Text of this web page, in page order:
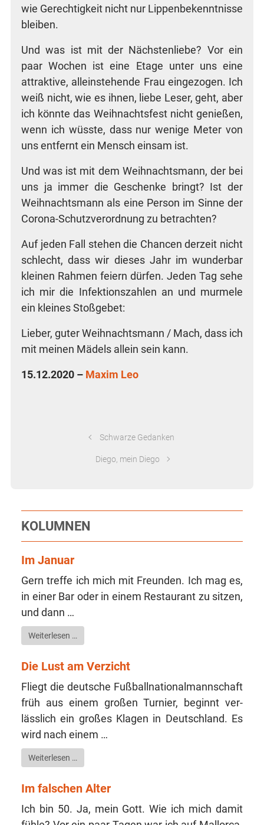
wie Gerech­tig­keit nicht nur Lip­pen­be­kennt­nis­se
bleiben.
Und was ist mit der Nächs­ten­lie­be? Vor ein
paar Wochen ist eine Eta­ge unter uns eine
attrak­ti­ve, allein­ste­hen­de Frau ein­ge­zo­gen. Ich
weiß nicht, wie es ihnen, lie­be Leser, geht, aber
ich könn­te das Weih­nachts­fest nicht genie­ßen,
wenn ich wüss­te, dass nur weni­ge Meter von
uns ent­fernt ein Mensch ein­sam ist.
Und was ist mit dem Weih­nachts­mann, der bei
uns ja immer die Geschen­ke bringt? Ist der
Weih­nachts­mann als eine Per­son im Sin­ne der
Coro­na-Schutz­ver­ord­nung zu betrachten?
Auf jeden Fall ste­hen die Chan­cen der­zeit nicht
schlecht, dass wir die­ses Jahr im wun­der­bar
klei­nen Rah­men fei­ern dür­fen. Jeden Tag sehe
ich mir die Infek­ti­ons­zah­len an und mur­me­le
ein klei­nes Stoßgebet:
Lie­ber, guter Weih­nachts­mann / Mach, dass ich
mit mei­nen Mädels allein sein kann.
15.12.2020 – Maxim Leo
Schwar­ze­ Ge­dan­ken
Diego, mein Diego
KOLUMNEN
Im Januar
Gern tref­fe ich mich mit Freun­den. Ich mag es,
in einer Bar oder in einem Restau­rant zu sit­zen,
und dann …
Wei­ter­le­sen …
Die Lust am Verzicht
Fliegt die deut­sche Fuß­ball­na­tio­nal­mann­schaft
früh aus ei­nem gro­ßen Tur­nier, beginnt ver­
lässlich ein gro­ßes Kla­gen in Deutsch­land. Es
wird nach einem …
Wei­ter­le­sen …
Im falschen Alter
Ich bin 50. Ja, mein Gott. Wie ich mich damit